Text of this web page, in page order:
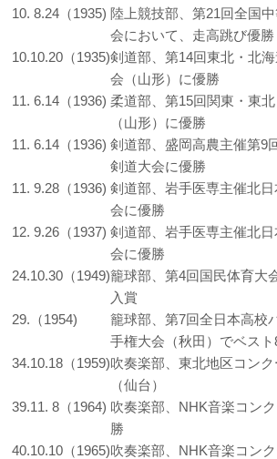
10. 8.24（1935) 陸上競技部、第21回全国
会において、走高跳び優勝
10.10.20（1935)剣道部、第14回東北・北
会（山形）に優勝
11. 6.14（1936) 柔道部、第15回関東・東
（山形）に優勝
11. 6.14（1936) 剣道部、盛岡高農主催第9
剣道大会に優勝
11. 9.28（1936) 剣道部、岩手医専主催北
会に優勝
12. 9.26（1937) 剣道部、岩手医専主催北
会に優勝
24.10.30（1949)籠球部、第4回国民体育大
入賞
29.（1954)
籠球部、第7回全日本高校
手権大会（秋田）でベスト
34.10.18（1959)吹奏楽部、東北地区コン
（仙台）
39.11. 8（1964) 吹奏楽部、NHK音楽コン
勝
40.10.10（1965)吹奏楽部、NHK音楽コン